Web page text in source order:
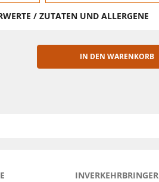
/ ZUTATEN UND ALLERGENE
IN DEN WARENKORB
INVERKEHRBRINGER